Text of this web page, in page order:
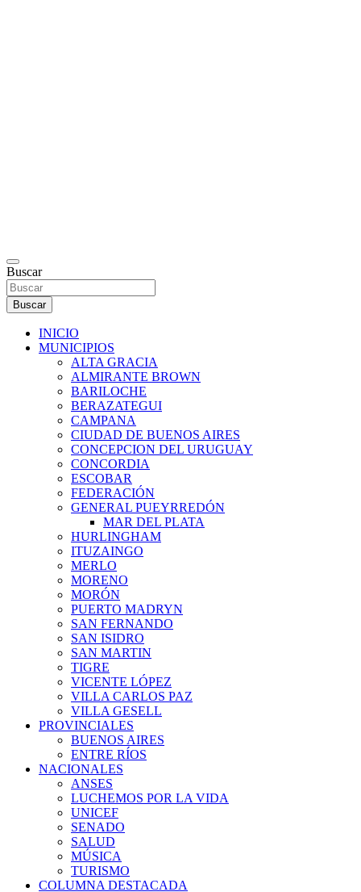
Buscar
Buscar
INICIO
MUNICIPIOS
ALTA GRACIA
ALMIRANTE BROWN
BARILOCHE
BERAZATEGUI
CAMPANA
CIUDAD DE BUENOS AIRES
CONCEPCION DEL URUGUAY
CONCORDIA
ESCOBAR
FEDERACIÓN
GENERAL PUEYRREDÓN
MAR DEL PLATA
HURLINGHAM
ITUZAINGO
MERLO
MORENO
MORÓN
PUERTO MADRYN
SAN FERNANDO
SAN ISIDRO
SAN MARTIN
TIGRE
VICENTE LÓPEZ
VILLA CARLOS PAZ
VILLA GESELL
PROVINCIALES
BUENOS AIRES
ENTRE RÍOS
NACIONALES
ANSES
LUCHEMOS POR LA VIDA
UNICEF
SENADO
SALUD
MÚSICA
TURISMO
COLUMNA DESTACADA